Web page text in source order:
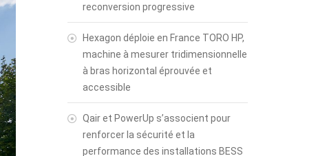
reconversion progressive
Hexagon déploie en France TORO HP,
machine à mesurer tridimensionnelle
à bras horizontal éprouvée et
accessible
Qair et PowerUp s’associent pour
renforcer la sécurité et la
performance des installations BESS